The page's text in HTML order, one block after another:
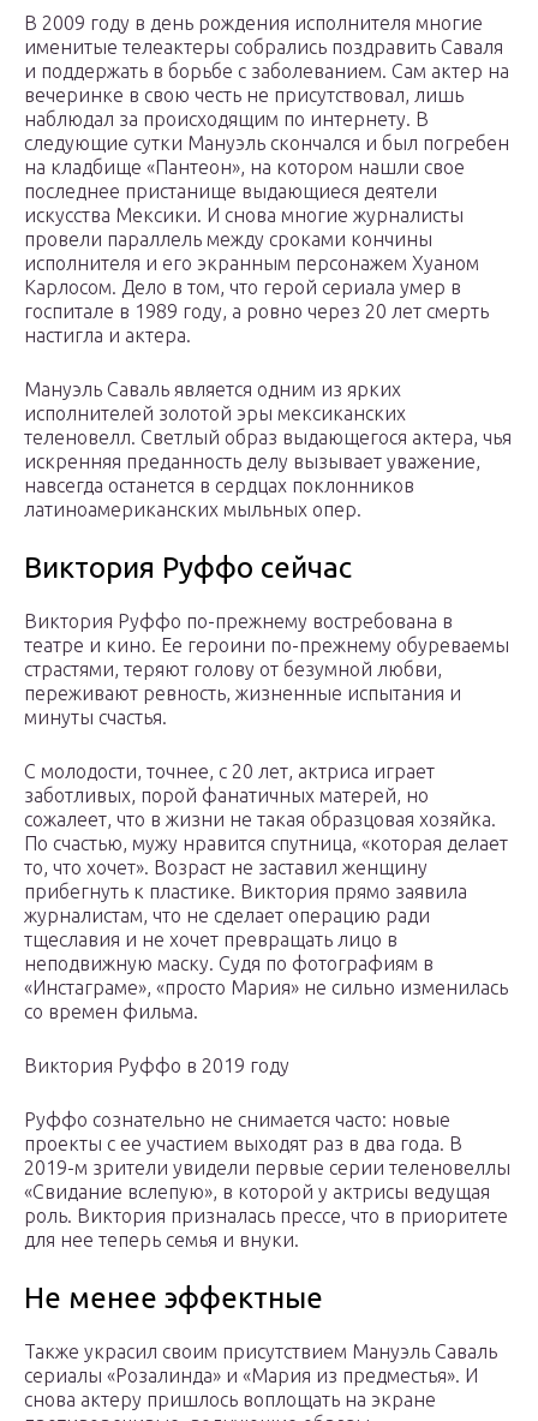
В 2009 году в день рождения исполнителя многие
именитые телеактеры собрались поздравить Саваля
и поддержать в борьбе с заболеванием. Сам актер на
вечеринке в свою честь не присутствовал, лишь
наблюдал за происходящим по интернету. В
следующие сутки Мануэль скончался и был погребен
на кладбище «Пантеон», на котором нашли свое
последнее пристанище выдающиеся деятели
искусства Мексики. И снова многие журналисты
провели параллель между сроками кончины
исполнителя и его экранным персонажем Хуаном
Карлосом. Дело в том, что герой сериала умер в
госпитале в 1989 году, а ровно через 20 лет смерть
настигла и актера.
Мануэль Саваль является одним из ярких
исполнителей золотой эры мексиканских
теленовелл. Светлый образ выдающегося актера, чья
искренняя преданность делу вызывает уважение,
навсегда останется в сердцах поклонников
латиноамериканских мыльных опер.
Виктория Руффо сейчас
Виктория Руффо по-прежнему востребована в
театре и кино. Ee героини по-прежнему обуреваемы
страстями, теряют голову от безумной любви,
переживают ревность, жизненные испытания и
минуты счастья.
С молодости, точнее, с 20 лет, актриса играет
заботливых, порой фанатичных матерей, но
сожалеет, что в жизни не такая образцовая хозяйка.
По счастью, мужу нравится спутница, «которая делает
то, что хочет». Возраст не заставил женщину
прибегнуть к пластике. Виктория прямо заявила
журналистам, что не сделает операцию ради
тщеславия и не хочет превращать лицо в
неподвижную маску. Судя по фотографиям в
«Инстаграме», «просто Мария» не сильно изменилась
со времен фильма.
Виктория Руффо в 2019 году
Руффо сознательно не снимается часто: новые
проекты с ее участием выходят раз в два года. В
2019-м зрители увидели первые серии теленовеллы
«Свидание вслепую», в которой у актрисы ведущая
роль. Виктория призналась прессе, что в приоритете
для нее теперь семья и внуки.
Не менее эффектные
Также украсил своим присутствием Мануэль Саваль
сериалы «Розалинда» и «Мария из предместья». И
снова актеру пришлось воплощать на экране